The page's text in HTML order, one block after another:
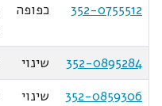
352-0755512
כפופה
352-0895284
שינוי
352-0859306
שינוי